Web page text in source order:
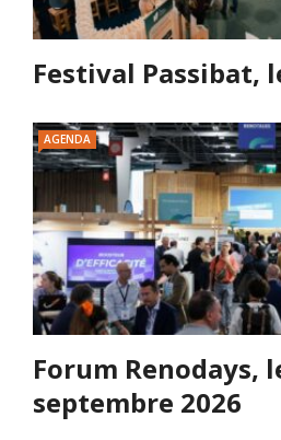
Festival Passibat,
AGENDA
Forum Renodays,
septembre 2026